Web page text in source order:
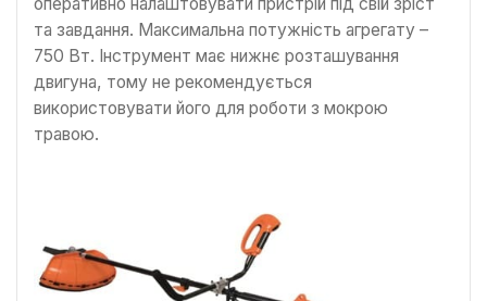
та завдання. Максимальна потужність агрегату –
750 Вт. Інструмент має нижнє розташування
двигуна, тому не рекомендується
використовувати його для роботи з мокрою
травою.